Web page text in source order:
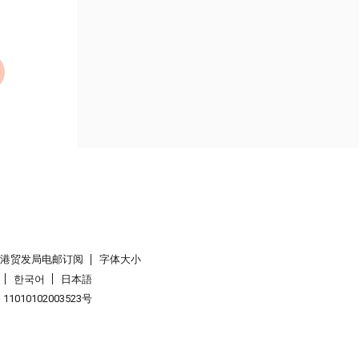
贸发局电邮订阅
字体大小
한국어
日本語
号